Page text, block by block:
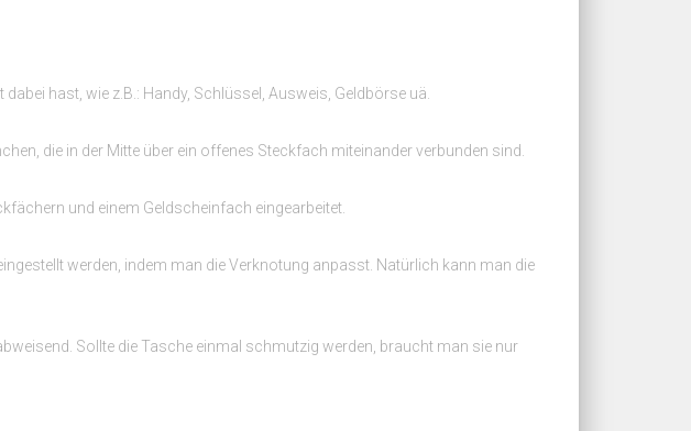
hast, wie z.B.: Handy, Schlüssel, Ausweis, Geldbörse uä.
die in der Mitte über ein offenes Steckfach miteinander verbunden sind.
und einem Geldscheinfach eingearbeitet.
werden, indem man die Verknotung anpasst. Natürlich kann man die
Sollte die Tasche einmal schmutzig werden, braucht man sie nur